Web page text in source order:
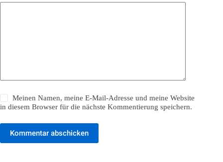
Meinen Namen, meine E-Mail-Adresse und meine Website
in diesem Browser für die nächste Kommentierung speichern.
Kommentar abschicken